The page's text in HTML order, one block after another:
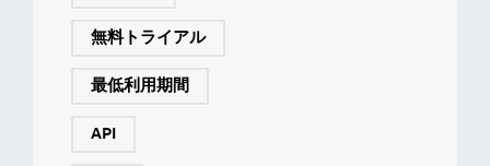
無料トライアル
最低利用期間
API